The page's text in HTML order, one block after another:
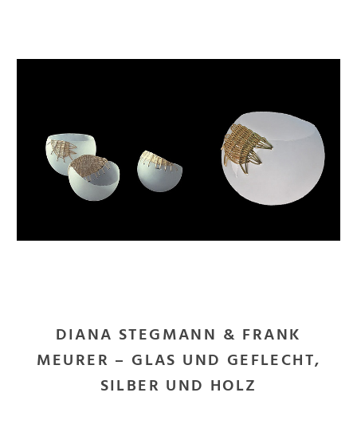
DIANA STEGMANN & FRANK
MEURER – GLAS UND GEFLECHT,
SILBER UND HOLZ